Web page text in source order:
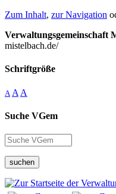
Zum Inhalt, zur Navigation
Verwaltungsgemeinschaft
mistelbach.de/
Schriftgröße
A A A
Suche VGem
suchen